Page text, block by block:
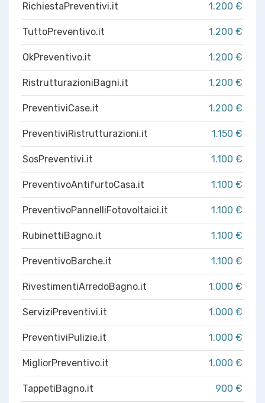
RichiestaPreventivi.it 1.200 €
TuttoPreventivo.it 1.200 €
OkPreventivo.it 1.200 €
RistrutturazioniBagni.it 1.200 €
PreventiviCase.it 1.200 €
PreventiviRistrutturazioni.it 1.150 €
SosPreventivi.it 1.100 €
PreventivoAntifurtoCasa.it 1.100 €
PreventivoPannelliFotovoltaici.it 1.100 €
RubinettiBagno.it 1.100 €
PreventivoBarche.it 1.100 €
RivestimentiArredoBagno.it 1.000 €
ServiziPreventivi.it 1.000 €
PreventiviPulizie.it 1.000 €
MigliorPreventivo.it 1.000 €
TappetiBagno.it 900 €